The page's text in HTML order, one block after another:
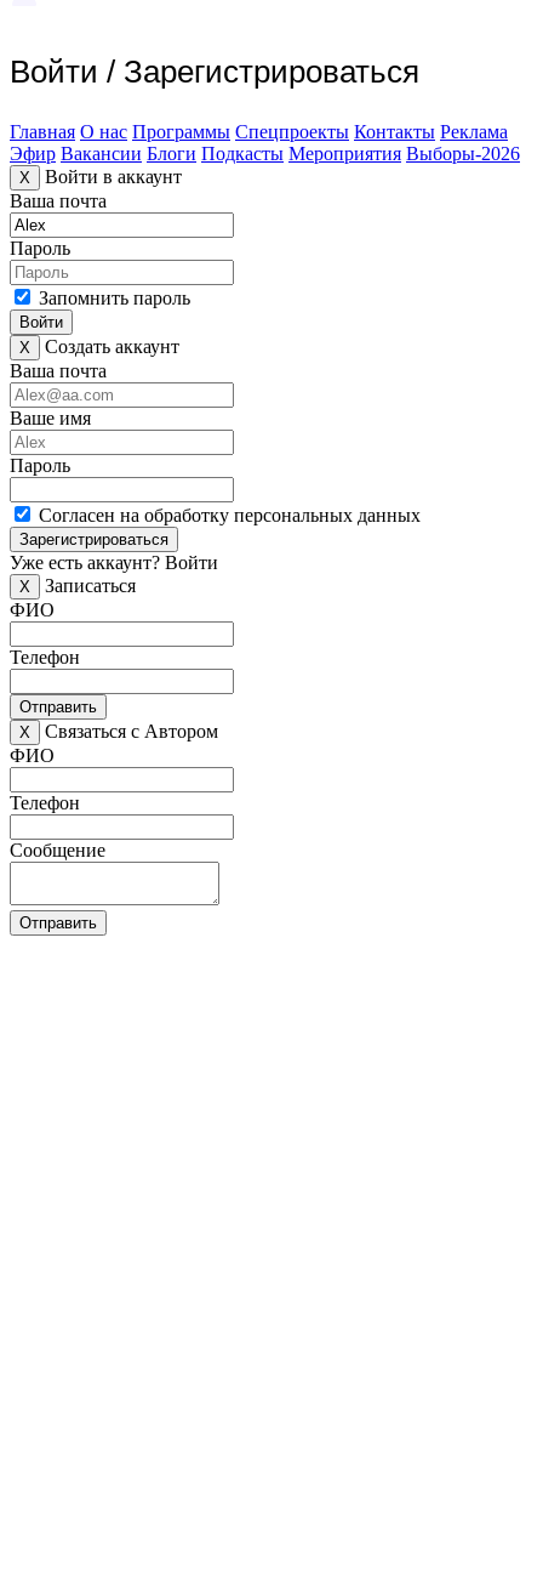
Войти / Зарегистрироваться
Главная О нас Программы Спецпроекты Контакты Реклама
Эфир Вакансии Блоги Подкасты Мероприятия Выборы-2026
X
Войти в аккаунт
Ваша почта
Пароль
Запомнить пароль
Войти
X
Создать аккаунт
Ваша почта
Ваше имя
Пароль
Согласен на обработку персональных данных
Зарегистрироваться
Уже есть аккаунт? Войти
X
Записаться
ФИО
Телефон
Отправить
X
Связаться с Автором
ФИО
Телефон
Сообщение
Отправить